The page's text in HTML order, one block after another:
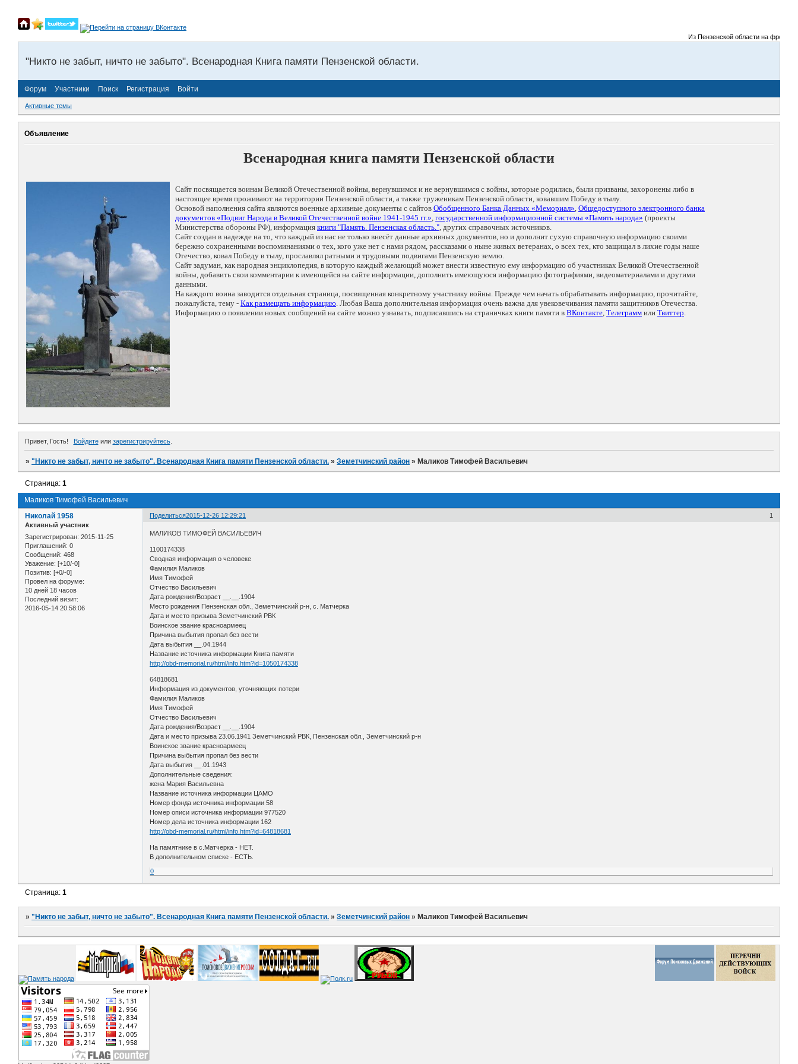
Из Пензенской области на фронты
"Никто не забыт, ничто не забыто". Всенародная Книга памяти Пензенской области.
Форум Участники Поиск Регистрация Войти
Активные темы
Объявление
Всенародная книга памяти Пензенской области
Сайт посвящается воинам Великой Отечественной войны, вернувшимся и не вернувшимся с войны, которые родились, были призваны, захоронены либо в
настоящее время проживают на территории Пензенской области, а также труженикам Пензенской области, ковавшим Победу в тылу.
Основой наполнения сайта являются военные архивные документы с сайтов Обобщенного Банка Данных «Мемориал», Общедоступного электронного банка
документов «Подвиг Народа в Великой Отечественной войне 1941-1945 гг.», государственной информационной системы «Память народа» (проекты
Министерства обороны РФ), информация книги "Память. Пензенская область.", других справочных источников.
Сайт создан в надежде на то, что каждый из нас не только внесёт данные архивных документов, но и дополнит сухую справочную информацию своими
бережно сохраненными воспоминаниями о тех, кого уже нет с нами рядом, рассказами о ныне живых ветеранах, о всех тех, кто защищал в лихие годы наше
Отечество, ковал Победу в тылу, прославлял ратными и трудовыми подвигами Пензенскую землю.
Сайт задуман, как народная энциклопедия, в которую каждый желающий может внести известную ему информацию об участниках Великой Отечественной
войны, добавить свои комментарии к имеющейся на сайте информации, дополнить имеющуюся информацию фотографиями, видеоматериалами и другими
данными.
На каждого воина заводится отдельная страница, посвященная конкретному участнику войны. Прежде чем начать обрабатывать информацию, прочитайте,
пожалуйста, тему - Как размещать информацию. Любая Ваша дополнительная информация очень важна для увековечивания памяти защитников Отечества.
Информацию о появлении новых сообщений на сайте можно узнавать, подписавшись на страничках книги памяти в ВКонтакте, Телеграмм или Твиттер.
Привет, Гость! Войдитеили зарегистрируйтесь.
»"Никто не забыт, ничто не забыто". Всенародная Книга памяти Пензенской области. »Земетчинский район » Маликов Тимофей Васильевич
Маликов Тимофей Васильевич
Страница:1
Поделиться 1
2015-12-26 12:29:21
Николай 1958
Активный участник
Зарегистрирован: 2015-11-25
Приглашений: 0
Сообщений: 468
Уважение: [+10/-0]
Позитив: [+0/-0]
Провел на форуме:
10 дней 18 часов
Последний визит:
2016-05-14 20:58:06
МАЛИКОВ ТИМОФЕЙ ВАСИЛЬЕВИЧ
1100174338
Сводная информация о человеке
Фамилия Маликов
Имя Тимофей
Отчество Васильевич
Дата рождения/Возраст __.__.1904
Место рождения Пензенская обл., Земетчинский р-н, с. Матчерка
Дата и место призыва Земетчинский РВК
Воинское звание красноармеец
Причина выбытия пропал без вести
Дата выбытия __.04.1944
Название источника информации Книга памяти
http://obd-memorial.ru/html/info.htm?id=1050174338
64818681
Информация из документов, уточняющих потери
Фамилия Маликов
Имя Тимофей
Отчество Васильевич
Дата рождения/Возраст __.__.1904
Дата и место призыва 23.06.1941 Земетчинский РВК, Пензенская обл., Земетчинский р-н
Воинское звание красноармеец
Причина выбытия пропал без вести
Дата выбытия __.01.1943
Дополнительные сведения:
жена Мария Васильевна
Название источника информации ЦАМО
Номер фонда источника информации 58
Номер описи источника информации 977520
Номер дела источника информации 162
http://obd-memorial.ru/html/info.htm?id=64818681
На памятнике в с.Матчерка - НЕТ.
В дополнительном списке - ЕСТЬ.
0
Страница:1
»"Никто не забыт, ничто не забыто". Всенародная Книга памяти Пензенской области. »Земетчинский район » Маликов Тимофей Васильевич